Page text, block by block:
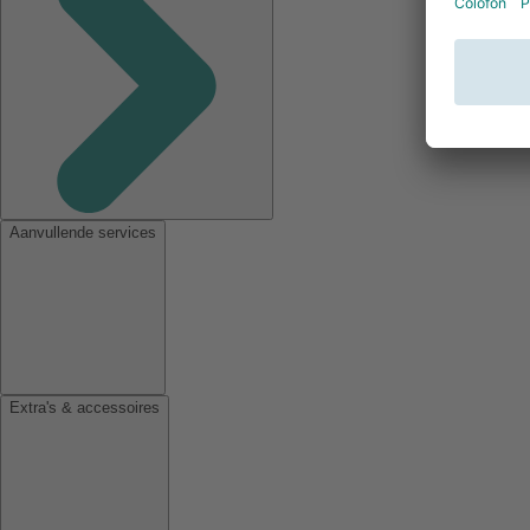
Aanvullende services
Extra's & accessoires